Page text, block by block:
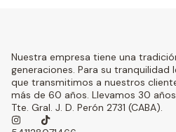
Nuestra empresa tiene una
generaciones. Para su tranquilidad
que transmitimos a nuestros
más de 60 años. Llevamos 30
Tte. Gral. J. D. Perón 2731 (CABA).